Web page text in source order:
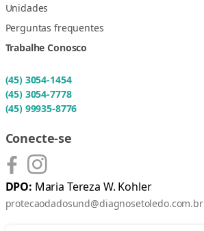
Unidades
Perguntas frequentes
Trabalhe Conosco
(45) 3054-1454
(45) 3054-7778
(45) 99935-8776
Conecte-se
DPO: Maria Tereza W. Kohler
protecaodadosund@diagnosetoledo.com.br